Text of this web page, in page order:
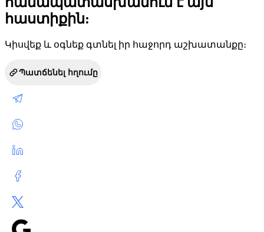
հաստիքին:
Կիսվեք և օգնեք գտնել իր հաջորդ աշխատանքը։
Պատճենել հղումը